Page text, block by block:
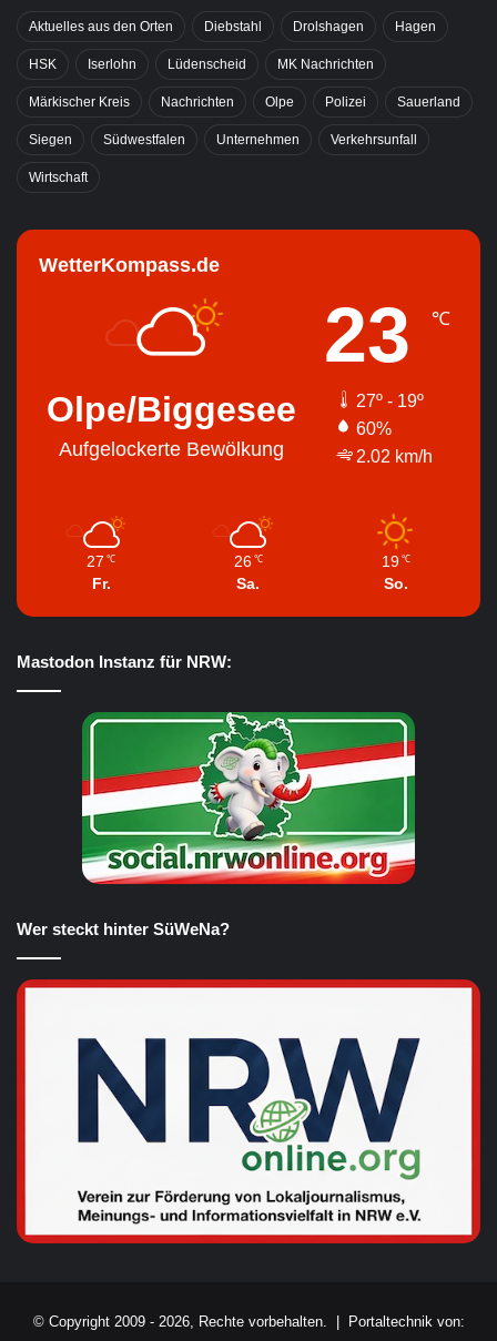
Aktuelles aus den Orten Diebstahl Drolshagen Hagen
HSK Iserlohn Lüdenscheid MK Nachrichten
Märkischer Kreis Nachrichten Olpe Polizei Sauerland
Siegen Südwestfalen Unternehmen Verkehrsunfall
Wirtschaft
WetterKompass.de
Olpe/Biggesee
Aufgelockerte Bewölkung
23 ℃
27º - 19º
60%
2.02 km/h
27 ℃
Fr.
26 ℃
Sa.
19 ℃
So.
Mastodon Instanz für NRW:
Wer steckt hinter SüWeNa?
© Copyright 2009 - 2026, Rechte vorbehalten. | Portaltechnik von: